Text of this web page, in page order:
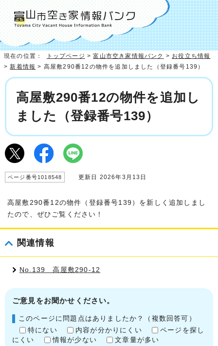
現在の位置： トップページ >富山市空き家情報バンク > お役立ち情報
>新着情報 > 高屋敷290番12の物件を追加しました（登録番号139）
高屋敷290番12の物件を追加し
ました（登録番号139）
ページ番号1018548 更新日 2026年3月13日
高屋敷290番12の物件（登録番号139）を新しく追加しまし
たので、ぜひご覧ください！
関連情報
No.139 高屋敷290-12
ご意見をお聞かせください。
このページに問題点はありましたか？（複数回答可）
特にない
内容が分かりにくい
ページを探し
にくい
情報が少ない 文章量が多い